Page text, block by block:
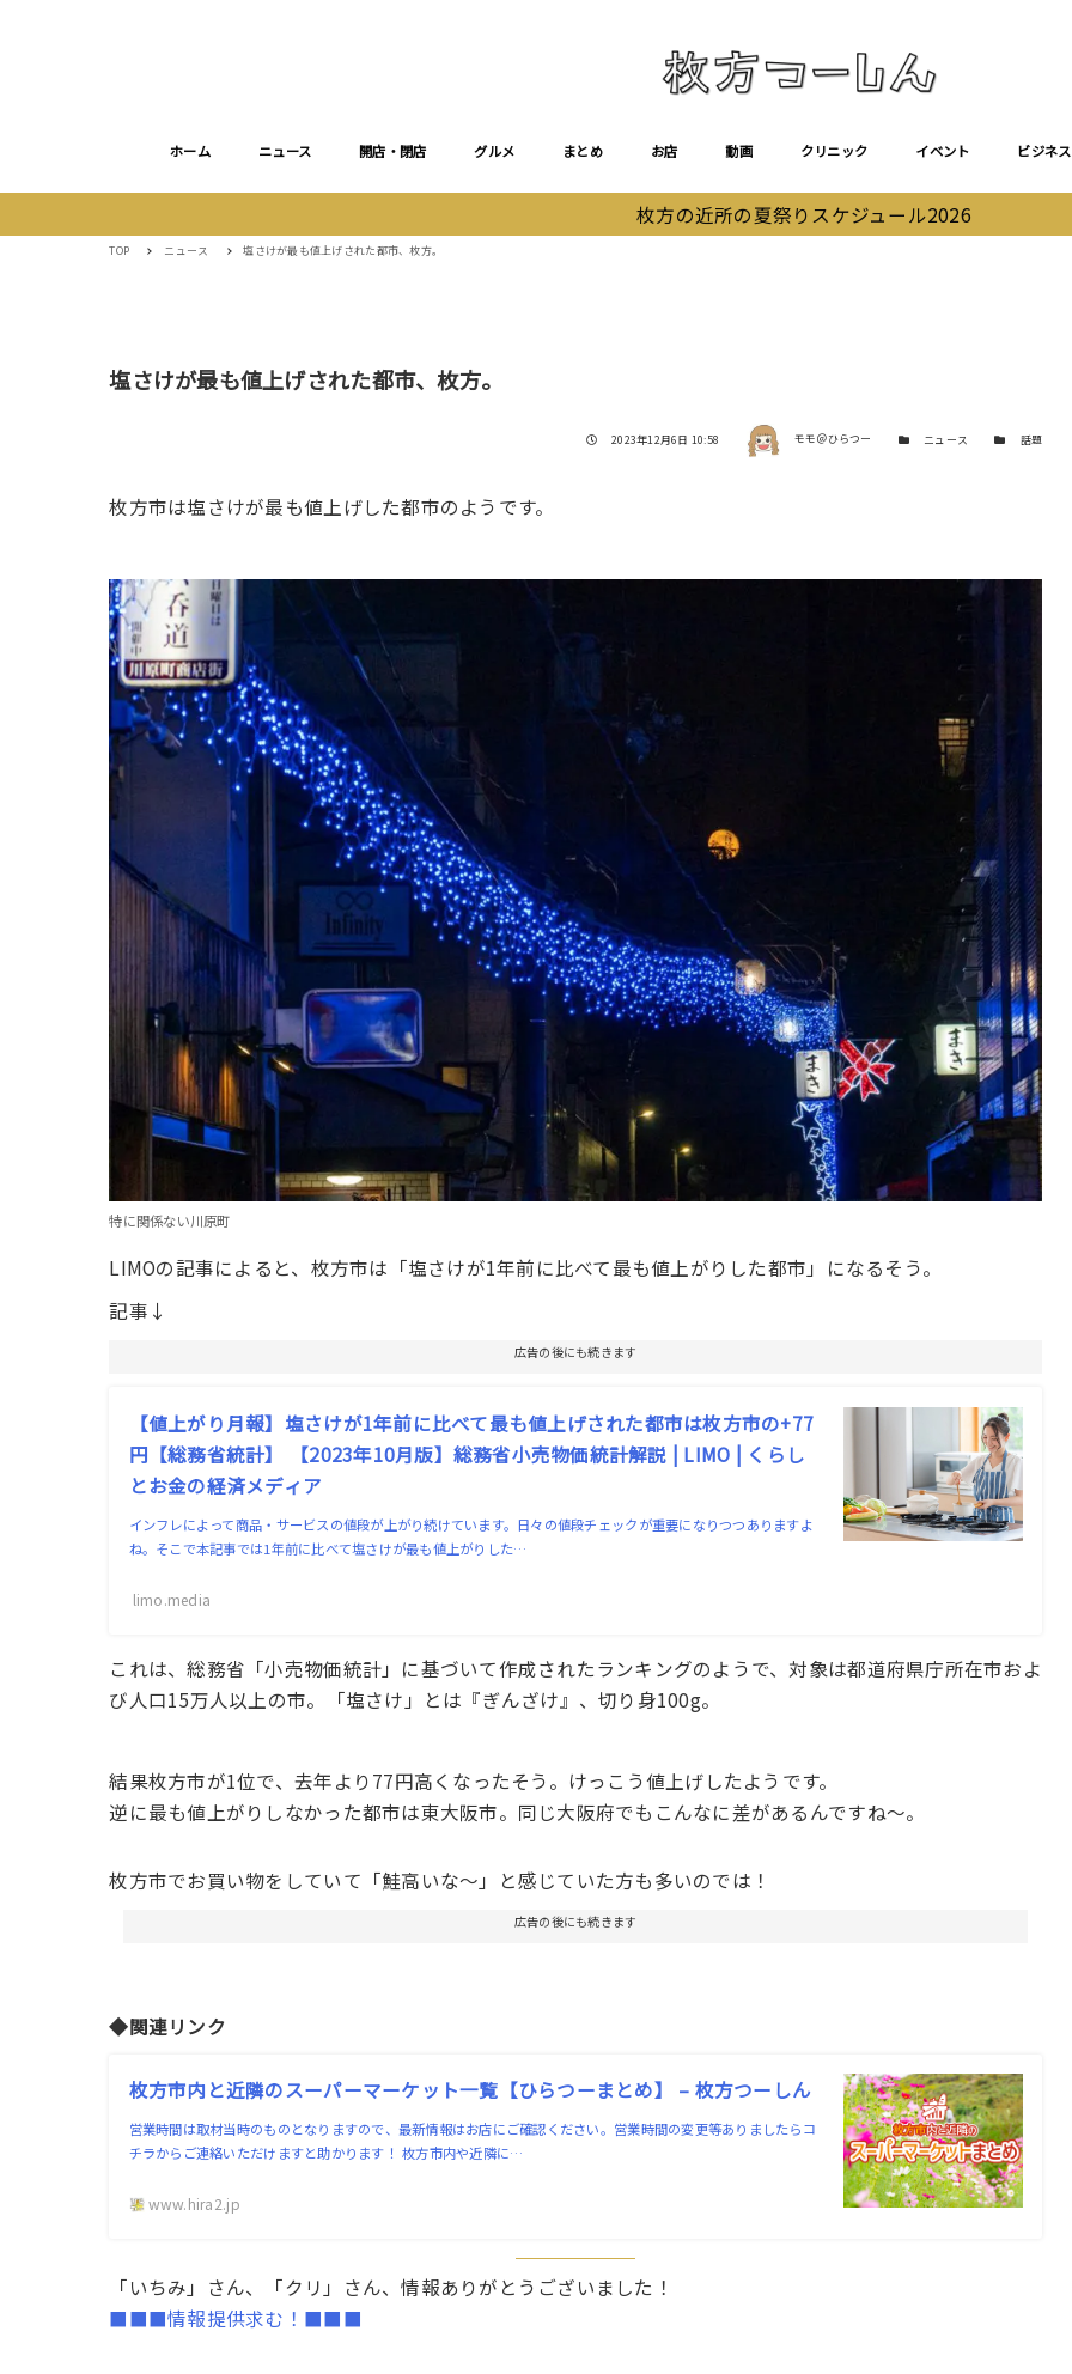
ホーム ニュース 開店・閉店 グルメ まとめ お店 動画 クリニック イベント ビジネス
枚方の近所の夏祭りスケジュール2026
TOP ニュース 塩さけが最も値上げされた都市、枚方。
塩さけが最も値上げされた都市、枚方。
投稿日
2023年12月6日 10:58 著者 モモ＠ひらつー カテゴリー
ニュース カテゴリー
話題
枚方市は塩さけが最も値上げした都市のようです。
特に関係ない川原町
LIMOの記事によると、枚方市は「塩さけが1年前に比べて最も値上がりした都市」になるそう。
記事↓
広告の後にも続きます
【値上がり月報】塩さけが1年前に比べて最も値上げされた都市は枚方市の+77
円【総務省統計】 【2023年10月版】総務省小売物価統計解説 | LIMO | くらし
とお金の経済メディア
インフレによって商品・サービスの値段が上がり続けています。日々の値段チェックが重要になりつつありますよ
ね。そこで本記事では1年前に比べて塩さけが最も値上がりした…
limo.media
これは、総務省「小売物価統計」に基づいて作成されたランキングのようで、対象は都道府県庁所在市およ
び人口15万人以上の市。「塩さけ」とは『ぎんざけ』、切り身100g。
結果枚方市が1位で、去年より77円高くなったそう。けっこう値上げしたようです。
逆に最も値上がりしなかった都市は東大阪市。同じ大阪府でもこんなに差があるんですね〜。
枚方市でお買い物をしていて「鮭高いな〜」と感じていた方も多いのでは！
広告の後にも続きます
◆関連リンク
枚方市内と近隣のスーパーマーケット一覧【ひらつーまとめ】 – 枚方つーしん
営業時間は取材当時のものとなりますので、最新情報はお店にご確認ください。営業時間の変更等ありましたらコ
チラからご連絡いただけますと助かります！ 枚方市内や近隣に…
www.hira2.jp
「いちみ」さん、「クリ」さん、情報ありがとうございました！
■■■情報提供求む！■■■